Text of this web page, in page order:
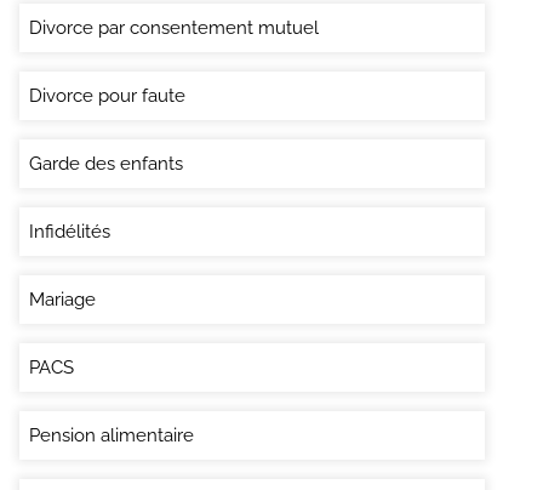
Divorce par consentement mutuel
Divorce pour faute
Garde des enfants
Infidélités
Mariage
PACS
Pension alimentaire